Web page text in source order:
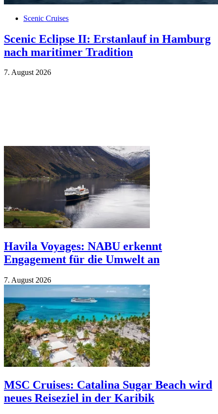
Scenic Crui­ses
Scenic Eclipse II: Erstanlauf in Hamburg
nach maritimer Tradition
7. Au­gust 2026
Havila Voyages: NABU erkennt
Engagement für die Umwelt an
7. Au­gust 2026
MSC Cruises: Catalina Sugar Beach wird
neues Reiseziel in der Karibik